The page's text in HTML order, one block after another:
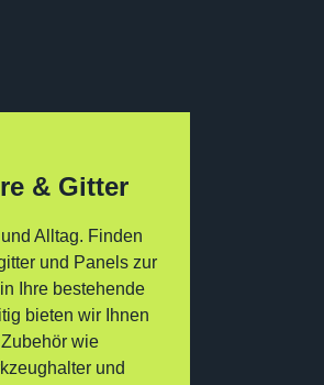
& Gitter
Alltag. Finden
und Panels zur
Ihre bestehende
bieten wir Ihnen
wie
und